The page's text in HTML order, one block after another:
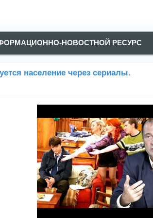
НОВОСТНОЙ РЕСУРС
население через сериалы.